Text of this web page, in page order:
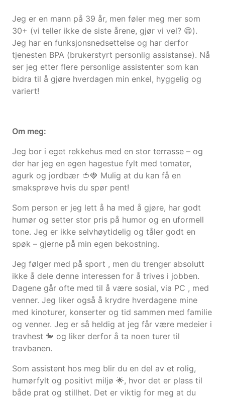
Jeg er en mann på 39 år, men føler meg mer som
30+ (vi teller ikke de siste årene, gjør vi vel? 😄).
Jeg har en funksjonsnedsettelse og har derfor
tjenesten BPA (brukerstyrt personlig assistanse). Nå
ser jeg etter flere personlige assistenter som kan
bidra til å gjøre hverdagen min enkel, hyggelig og
variert!
Om meg:
Jeg bor i eget rekkehus med en stor terrasse – og
der har jeg en egen hagestue fylt med tomater,
agurk og jordbær 🍅🍓 Mulig at du kan få en
smaksprøve hvis du spør pent!
Som person er jeg lett å ha med å gjøre, har godt
humør og setter stor pris på humor og en uformell
tone. Jeg er ikke selvhøytidelig og tåler godt en
spøk – gjerne på min egen bekostning.
Jeg følger med på sport , men du trenger absolutt
ikke å dele denne interessen for å trives i jobben.
Dagene går ofte med til å være sosial, via PC , med
venner. Jeg liker også å krydre hverdagene mine
med kinoturer, konserter og tid sammen med familie
og venner. Jeg er så heldig at jeg får være medeier i
travhest 🐎 og liker derfor å ta noen turer til
travbanen.
Som assistent hos meg blir du en del av et rolig,
humørfylt og positivt miljø 🌟, hvor det er plass til
både prat og stillhet. Det er viktig for meg at du